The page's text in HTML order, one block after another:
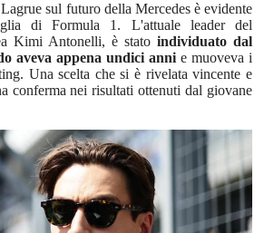
sul futuro della Mercedes è evidente
di Formula 1. L'attuale leader del
Kimi Antonelli, è stato individuato dal
aveva appena undici anni e muoveva i
Una scelta che si è rivelata vincente e
conferma nei risultati ottenuti dal giovane